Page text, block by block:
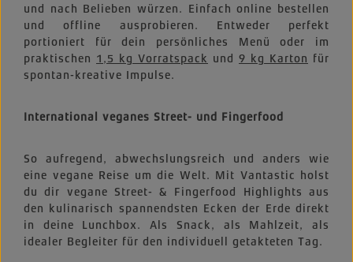
und nach Belieben würzen. Einfach online bestellen
und offline ausprobieren. Entweder perfekt
portioniert für dein persönliches Menü oder im
praktischen 1,5 kg Vorratspack und 9 kg Karton für
spontan-kreative Impulse.
International veganes Street- und Fingerfood
So aufregend, abwechslungsreich und anders wie
eine vegane Reise um die Welt. Mit Vantastic holst
du dir vegane Street- & Fingerfood Highlights aus
den kulinarisch spannendsten Ecken der Erde direkt
in deine Lunchbox. Als Snack, als Mahlzeit, als
idealer Begleiter für den individuell getakteten Tag.